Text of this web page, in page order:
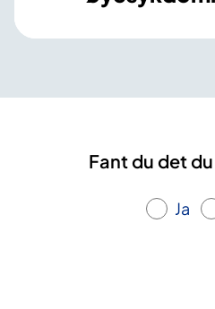
Fant du det
Ja